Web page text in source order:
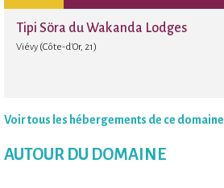
Tipi Söra du Wakanda Lodges
Viévy (Côte-d'Or, 21)
Voir tous les hébergements de ce domaine
AUTOUR DU DOMAINE